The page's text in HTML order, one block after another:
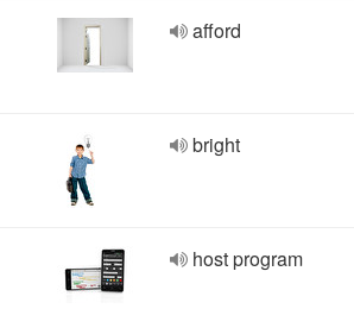
afford
bright
host program